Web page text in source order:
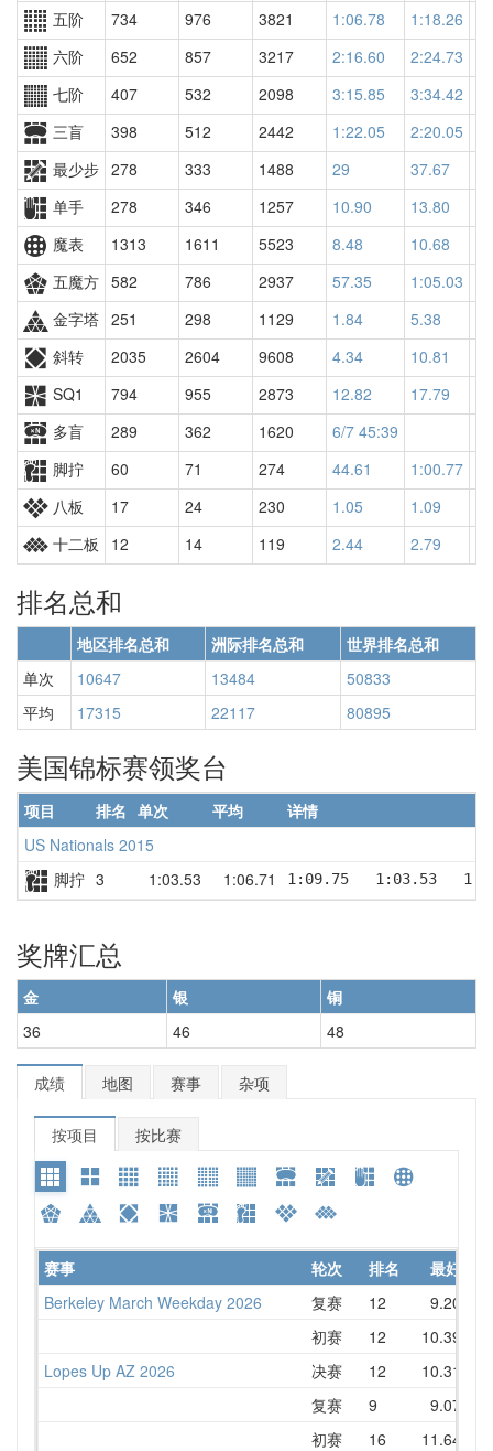
五阶
734 976 3821 1:06.78 1:18.26
六阶
652 857 3217 2:16.60 2:24.73
七阶
407 532 2098 3:15.85 3:34.42
三盲
398 512 2442 1:22.05 2:20.05
最少步 278 333 1488 29 37.67
单手
278 346 1257 10.90 13.80
魔表
1313 1611 5523 8.48 10.68
五魔方 582 786 2937 57.35 1:05.03
金字塔 251 298 1129 1.84 5.38
斜转
2035 2604 9608 4.34 10.81
SQ1
794 955 2873 12.82 17.79
多盲
289 362 1620
6/7 45:39
脚拧
60 71 274 44.61 1:00.77
八板
17 24 230 1.05 1.09
十二板
12 14 119 2.44 2.79
排名总和
地区排名总和 洲际排名总和
世界排名总和
单次
10647 13484
50833
平均
17315 22117 80895
美国锦标赛领奖台
项目 排名 单次 平均
详情
US Nationals 2015
脚拧 3 1:03.53 1:06.71 1:09.75   1:03.53
奖牌汇总
金 银
铜
36
46 48
成绩 地图 赛事 杂项
按项目 按比赛
赛事 轮次 排名 最好
Berkeley March Weekday 2026
复赛 12 9.20
初赛
12 10.39
Lopes Up AZ 2026
决赛 12 10.31
复赛
9 9.07
初赛
16 11.64